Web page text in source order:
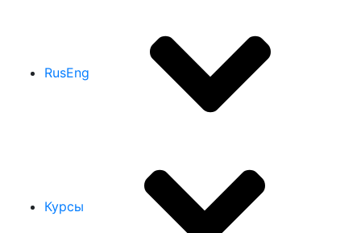
RusEng
Курсы